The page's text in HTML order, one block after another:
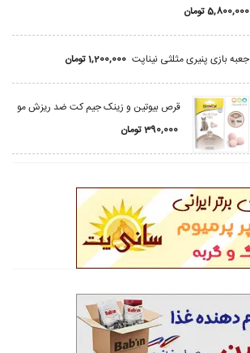
5,800,000تومان
جعبه بازی پنیری مثلثی نیناپت 1,200,000تومان
قرص بیوتین و زینک جیم کت ضد ریزش مو
390,000تومان